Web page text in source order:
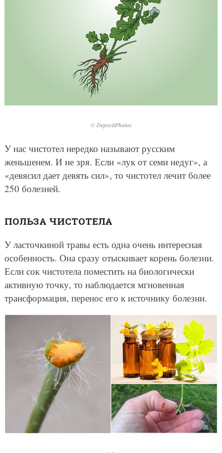
© DepositPhotos
У нас чистотел нередко называют русским
женьшенем. И не зря. Если «лук от семи недуг», а
«девясил дает девять сил», то чистотел лечит более
250 болезней.
ПОЛЬЗА ЧИСТОТЕЛА
У ласточкиной травы есть одна очень интересная
особенность. Она сразу отыскивает корень болезни.
Если сок чистотела поместить на биологически
активную точку, то наблюдается мгновенная
трансформация, перенос его к источнику болезни.